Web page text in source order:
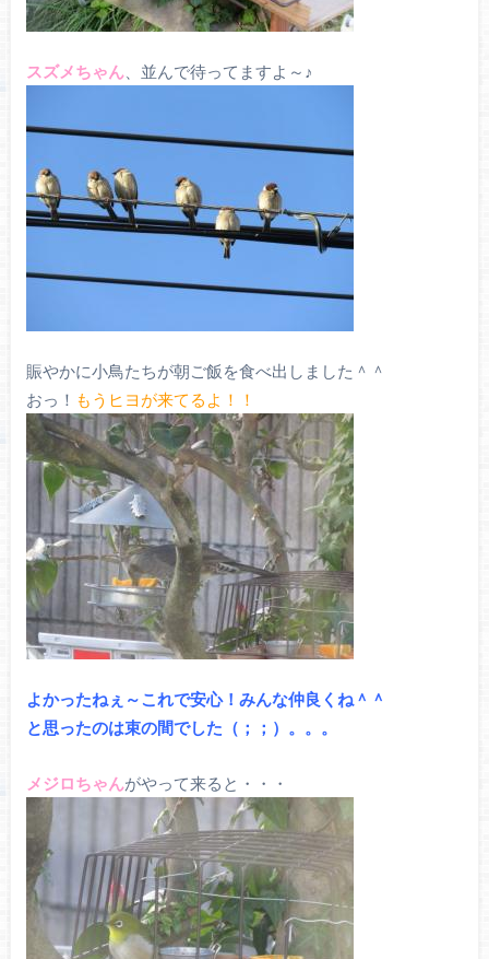
スズメちゃん、並んで待ってますよ～♪
賑やかに小鳥たちが朝ご飯を食べ出しました＾＾
おっ！ もうヒヨが来てるよ！！
よかったねぇ～これで安心！みんな仲良くね＾＾
と思ったのは束の間でした（；；）。。。
メジロちゃんがやって来ると・・・